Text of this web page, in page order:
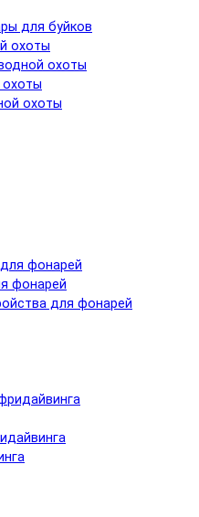
для буйков
охоты
охоты
охоты
фонарей
фонарей
для фонарей